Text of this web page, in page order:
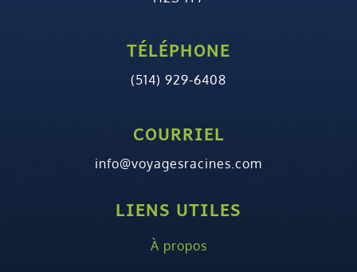
TÉLÉPHONE
(514) 929-6408
COURRIEL
info@voyagesracines.com
LIENS UTILES
À propos